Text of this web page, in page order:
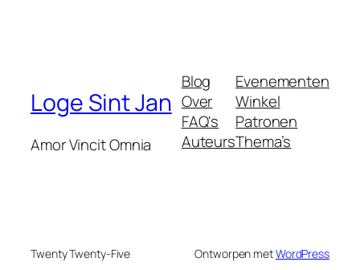
Loge Sint Jan
Amor Vincit Omnia
Blog
Over
FAQ's
Auteurs
Evenementen
Winkel
Patronen
Thema’s
Twenty Twenty-Five Ontworpen metWordPress